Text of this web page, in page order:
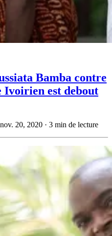
Bamba contre
Ivoirien est debout
nov. 20, 2020 · 3 min de lecture